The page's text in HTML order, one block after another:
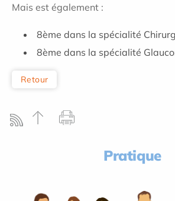
Mais est également :
8ème dans la spécialité
8ème dans la spécialité
Retour
Pratique